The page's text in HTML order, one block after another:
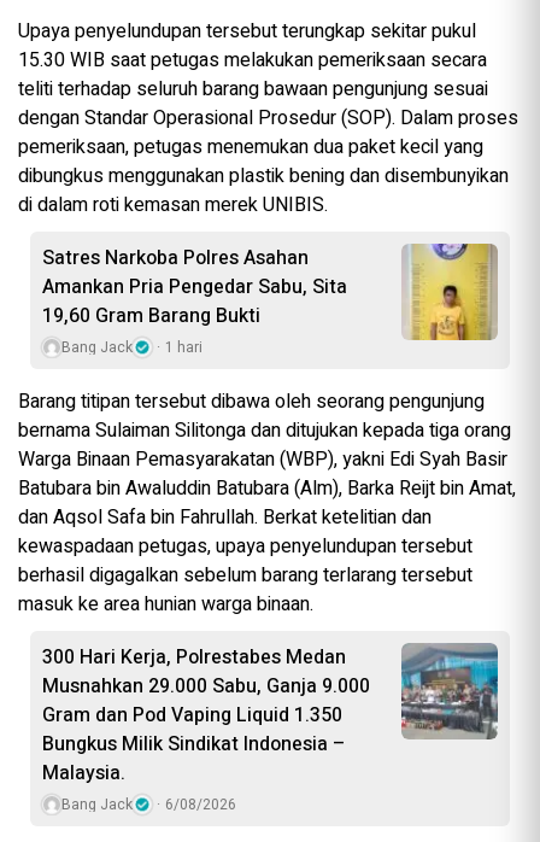
Upaya penyelundupan tersebut terungkap sekitar pukul
15.30 WIB saat petugas melakukan pemeriksaan secara
teliti terhadap seluruh barang bawaan pengunjung sesuai
dengan Standar Operasional Prosedur (SOP). Dalam proses
pemeriksaan, petugas menemukan dua paket kecil yang
dibungkus menggunakan plastik bening dan disembunyikan
di dalam roti kemasan merek UNIBIS.
Satres Narkoba Polres Asahan
Amankan Pria Pengedar Sabu, Sita
19,60 Gram Barang Bukti
Bang Jack 1 hari
Barang titipan tersebut dibawa oleh seorang pengunjung
bernama Sulaiman Silitonga dan ditujukan kepada tiga orang
Warga Binaan Pemasyarakatan (WBP), yakni Edi Syah Basir
Batubara bin Awaluddin Batubara (Alm), Barka Reijt bin Amat,
dan Aqsol Safa bin Fahrullah. Berkat ketelitian dan
kewaspadaan petugas, upaya penyelundupan tersebut
berhasil digagalkan sebelum barang terlarang tersebut
masuk ke area hunian warga binaan.
300 Hari Kerja, Polrestabes Medan
Musnahkan 29.000 Sabu, Ganja 9.000
Gram dan Pod Vaping Liquid 1.350
Bungkus Milik Sindikat Indonesia –
Malaysia.
Bang Jack 6/08/2026